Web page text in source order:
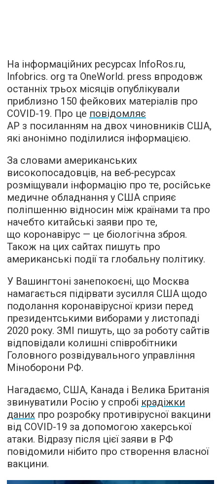
На інформаційних ресурсах InfoRos.ru,
Infobrics. org та OneWorld. press впродовж
останніх трьох місяців опублікували
приблизно 150 фейкових матеріалів про
COVID-19. Про це повідомляє
AP з посиланням на двох чиновників США,
які анонімно поділилися інформацією.
За словами американських
високопосадовців, на веб-ресурсах
розміщували інформацію про те, російське
медичне обладнання у США сприяє
поліпшенню відносин між країнами та про
начебто китайські заяви про те,
що коронавірус — це біологічна зброя.
Також на цих сайтах пишуть про
американські події та глобальну політику.
У Вашингтоні занепокоєні, що Москва
намагається підірвати зусилля США щодо
подолання коронавірусної кризи перед
президентськими виборами у листопаді
2020 року. ЗМІ пишуть, що за роботу сайтів
відповідали колишні співробітники
Головного розвідувального управління
Міноборони РФ.
Нагадаємо, США, Канада і Велика Британія
звинуватили Росію у спробі крадіжки
даних про розробку противірусної вакцини
від COVID-19 за допомогою хакерської
атаки. Відразу після цієї заяви в РФ
повідомили нібито про створення власної
вакцини.